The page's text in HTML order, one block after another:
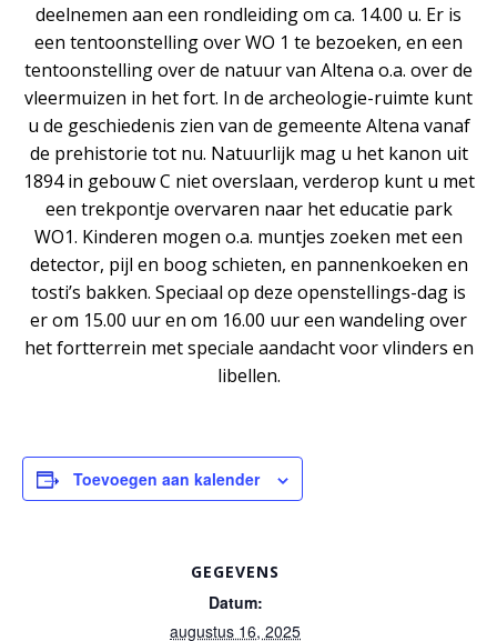
deelnemen aan een rondleiding om ca. 14.00 u. Er is
een tentoonstelling over WO 1 te bezoeken, en een
tentoonstelling over de natuur van Altena o.a. over de
vleermuizen in het fort. In de archeologie-ruimte kunt
u de geschiedenis zien van de gemeente Altena vanaf
de prehistorie tot nu. Natuurlijk mag u het kanon uit
1894 in gebouw C niet overslaan, verderop kunt u met
een trekpontje overvaren naar het educatie park
WO1. Kinderen mogen o.a. muntjes zoeken met een
detector, pijl en boog schieten, en pannenkoeken en
tosti’s bakken. Speciaal op deze openstellings-dag is
er om 15.00 uur en om 16.00 uur een wandeling over
het fortterrein met speciale aandacht voor vlinders en
libellen.
Toevoegen aan kalender
GEGEVENS
Datum:
augustus 16, 2025